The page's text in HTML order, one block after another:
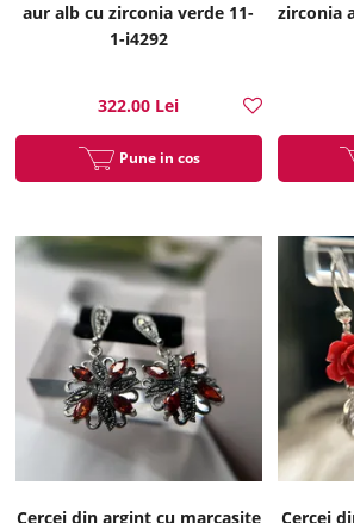
aur alb cu zirconia verde 11-
1-i4292
322.00 Lei
Pune in cos
zirconia
Cercei din argint cu marcasite Cercei